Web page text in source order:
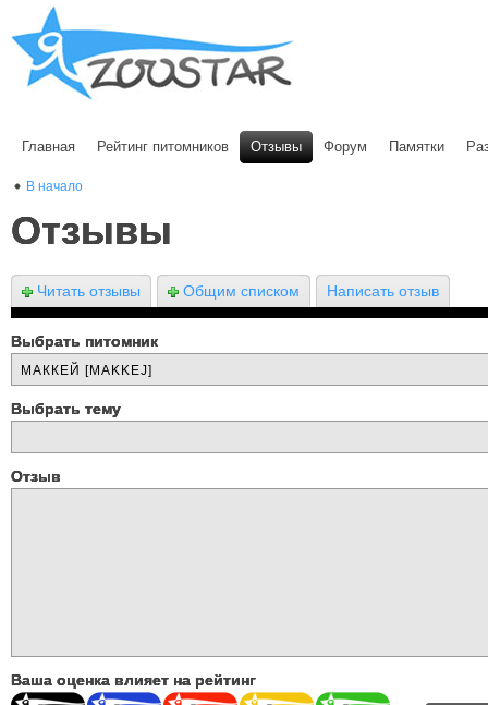
Главная Рейтинг питомников Отзывы Форум Памятки
В начало
Отзывы
Читать отзывы Общим списком Написать отзыв
Выбрать питомник
Выбрать тему
Отзыв
Ваша оценка влияет на рейтинг